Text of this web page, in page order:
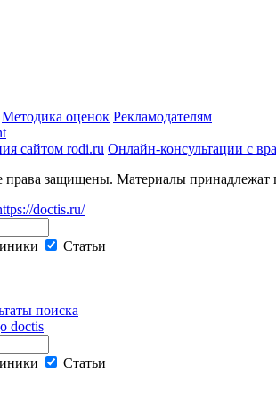
Методика оценок Рекламодателям
сайтом rodi.ru Онлайн-консультации с
защищены. Материалы принадлежат
doctis.ru/
Статьи
поиска
Статьи